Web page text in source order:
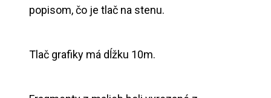
popisom, čo je tlač na stenu.
Tlač grafiky má dĺžku 10m.